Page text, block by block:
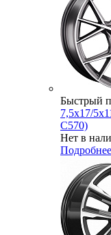
Быстрый
7,5x17/
C570)
Нет в
Подробнее